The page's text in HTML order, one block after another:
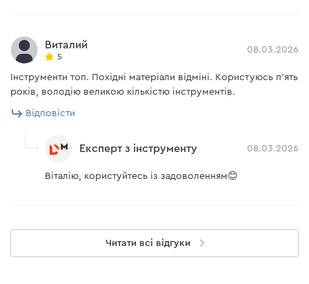
Виталий
5
08.03.2026
Інструменти топ. Похідні матеріали відміні. Користуюсь п'ять
років, володію великою кількістю інструментів.
Відповісти
Експерт з інструменту 08.03.2026
Віталію, користуйтесь із задоволенням😊
Читати всі відгуки